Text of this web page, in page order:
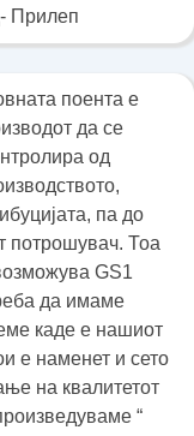
Прилеп
поента е
да се
од
па до
потрошувач. Тоа
GS1
да имаме
каде е нашиот
е наменет и сето
на квалитетот
“